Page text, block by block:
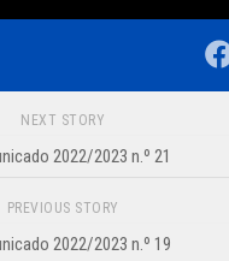
NEXT STORY
2022/2023 n.º 21
PREVIOUS STORY
2022/2023 n.º 19